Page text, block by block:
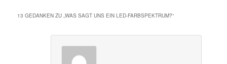
13 GEDANKEN ZU „WAS SAGT UNS EIN LED-FARBSPEKTRUM?“